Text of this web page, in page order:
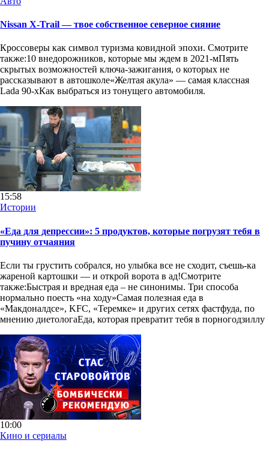
Nissan X-Trail — твое собственное северное сияние
Кроссоверы как символ туризма ковидной эпохи. Смотрите
также:10 внедорожников, которые мы ждем в 2021-мПять
скрытых возможностей ключа-зажигания, о которых не
рассказывают в автошколе«Желтая акула» — самая классная
Lada 90-хКак выбраться из тонущего автомобиля.
15:58
Истории
«Еда для депрессии»: 5 продуктов, которые погрузят тебя в
пучину отчаяния
Если ты грустить собрался, но улыбка все не сходит, съешь-ка
жареной картошки — и открой ворота в ад!Смотрите
также:Быстрая и вредная еда – не синонимы. Три способа
нормально поесть «на ходу»Самая полезная еда в
«Макдоналдсе», KFC, «Теремке» и других сетях фастфуда, по
мнению диетологаЕда, которая превратит тебя в порногодзиллу
10:00
Кино и сериалы